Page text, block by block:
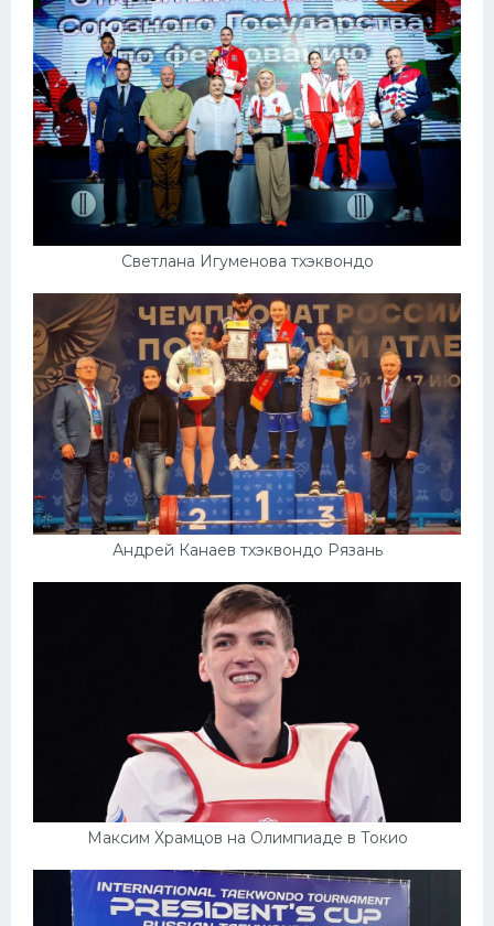
Светлана Игуменова тхэквондо
Андрей Канаев тхэквондо Рязань
Максим Храмцов на Олимпиаде в Токио